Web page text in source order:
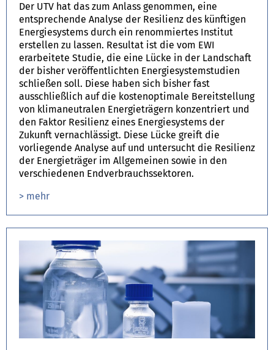
Der UTV hat das zum Anlass genommen, eine
entsprechende Analyse der Resilienz des künftigen
Energiesystems durch ein renommiertes Institut
erstellen zu lassen. Resultat ist die vom EWI
erarbeitete Studie, die eine Lücke in der Landschaft
der bisher veröffentlichten Energiesystemstudien
schließen soll. Diese haben sich bisher fast
ausschließlich auf die kostenoptimale Bereitstellung
von klimaneutralen Energieträgern konzentriert und
den Faktor Resilienz eines Energiesystems der
Zukunft vernachlässigt. Diese Lücke greift die
vorliegende Analyse auf und untersucht die Resilienz
der Energieträger im Allgemeinen sowie in den
verschiedenen Endverbrauchssektoren.
> mehr